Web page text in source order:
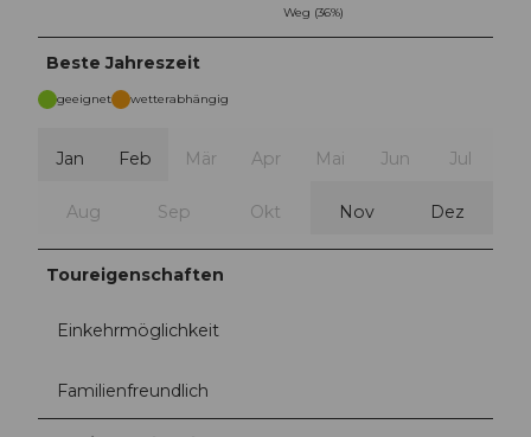
Weg (36%)
Beste Jahreszeit
geeignet wetterabhängig
Jan Feb Mär Apr Mai Jun Jul
Aug Sep Okt Nov Dez
Toureigenschaften
Einkehrmöglichkeit
Familienfreundlich